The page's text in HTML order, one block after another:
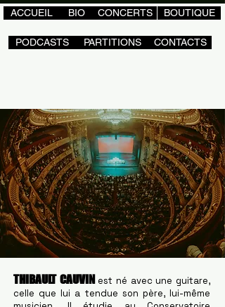
ACCUEIL BIO CONCERTS BOUTIQUE
PODCASTS PARTITIONS CONTACTS
THIBAULT CAUVIN est né avec une guitare,
celle que lui a tendue son père, lui-même